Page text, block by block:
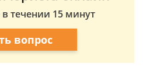
в течении 15 минут
вопрос